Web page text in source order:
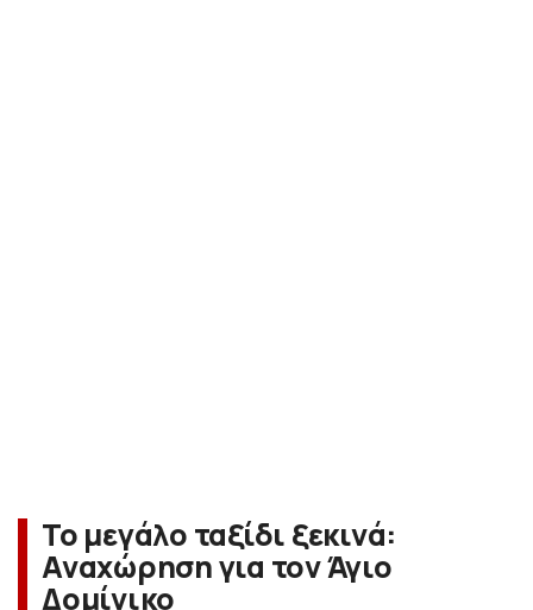
Το μεγάλο ταξίδι ξεκινά:
Αναχώρηση για τον Άγιο
Δομίνικο